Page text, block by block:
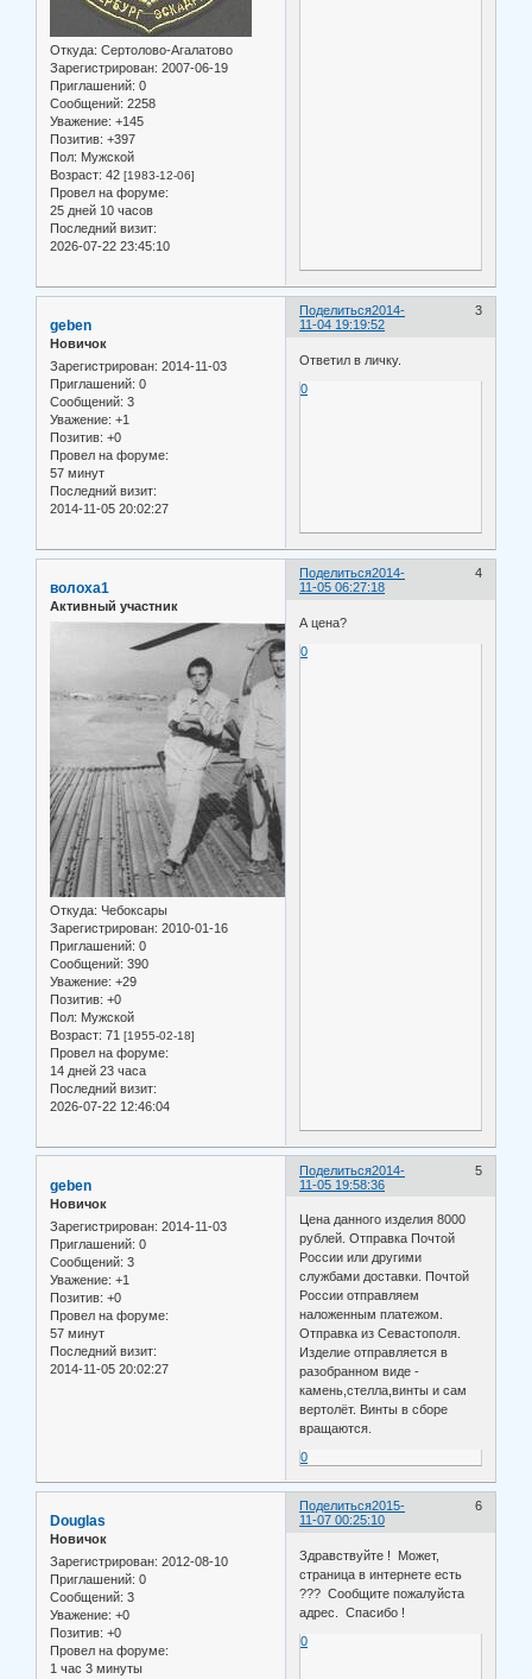
Откуда: Сертолово-Агалатово
Зарегистрирован: 2007-06-19
Приглашений: 0
Сообщений: 2258
Уважение: +145
Позитив: +397
Пол: Мужской
Возраст: 42 [1983-12-06]
Провел на форуме:
25 дней 10 часов
Последний визит:
2026-07-22 23:45:10
Поделиться 3
2014-
11-04 19:19:52
geben
Новичок
Зарегистрирован: 2014-11-03
Приглашений: 0
Сообщений: 3
Уважение: +1
Позитив: +0
Провел на форуме:
57 минут
Последний визит:
2014-11-05 20:02:27
Ответил в личку.
0
Поделиться 4
2014-
11-05 06:27:18
волоха1
Активный участник
Откуда: Чебоксары
Зарегистрирован: 2010-01-16
Приглашений: 0
Сообщений: 390
Уважение: +29
Позитив: +0
Пол: Мужской
Возраст: 71 [1955-02-18]
Провел на форуме:
14 дней 23 часа
Последний визит:
2026-07-22 12:46:04
А цена?
0
Поделиться 5
2014-
11-05 19:58:36
geben
Новичок
Зарегистрирован: 2014-11-03
Приглашений: 0
Сообщений: 3
Уважение: +1
Позитив: +0
Провел на форуме:
57 минут
Последний визит:
2014-11-05 20:02:27
Цена данного изделия 8000
рублей. Отправка Почтой
России или другими
службами доставки. Почтой
России отправляем
наложенным платежом.
Отправка из Севастополя.
Изделие отправляется в
разобранном виде -
камень,стелла,винты и сам
вертолёт. Винты в сборе
вращаются.
0
Поделиться 6
2015-
11-07 00:25:10
Douglas
Новичок
Зарегистрирован: 2012-08-10
Приглашений: 0
Сообщений: 3
Уважение: +0
Позитив: +0
Провел на форуме:
1 час 3 минуты
Здравствуйте ! Может,
страница в интернете есть
??? Сообщите пожалуйста
адрес. Спасибо !
0